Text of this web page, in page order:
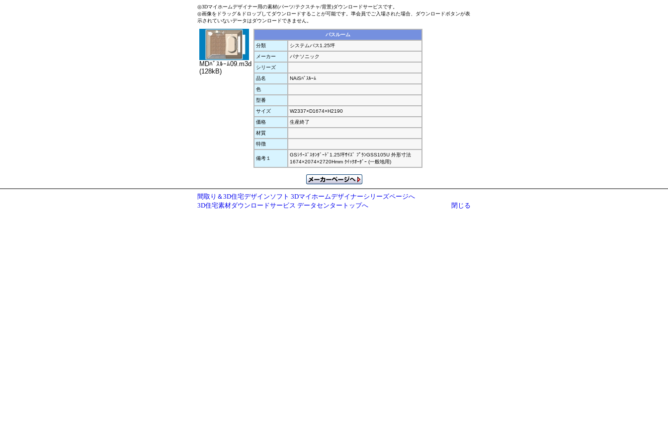
◎3Dマイホームデザイナー用の素材(パーツ/テクスチャ/背景)ダウンロードサービスです。
◎画像をドラッグ＆ドロップしてダウンロードすることが可能です。準会員でご入場された場合、ダウンロードボタンが表
示されていないデータはダウンロードできません。
MDﾊﾞｽﾙｰﾑ09.m3d
(128kB)
バスルーム
分類
システムバス1.25坪
メーカー
パナソニック
シリーズ
品名
NAiSﾊﾞｽﾙｰﾑ
色
型番
サイズ
W2337×D1674×H2190
価格
生産終了
材質
特徴
備考１
GSｼﾘｰｽﾞｽﾀﾝﾀﾞｰﾄﾞ1.25坪ｻｲｽﾞ ﾌﾟﾗﾝGSS105U 外形寸法
1674×2074×2720Hmm ｸｲｯｸｵｰﾀﾞｰ (一般地用)
間取り＆3D住宅デザインソフト 3Dマイホームデザイナーシリーズページへ
3D住宅素材ダウンロードサービス データセンタートップへ
閉じる